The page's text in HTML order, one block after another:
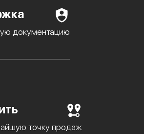
документацию
точку продаж